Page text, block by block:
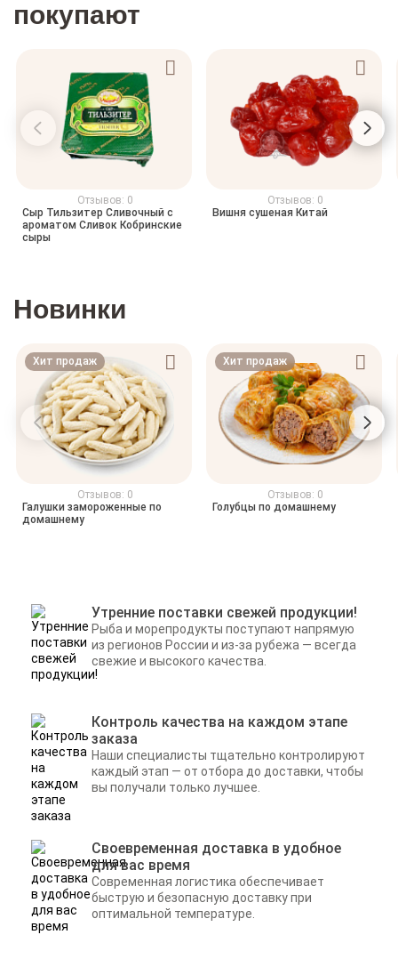
покупают
Отзывов: 0
Сыр Тильзитер Сливочный с
ароматом Сливок Кобринские
сыры
Отзывов: 0
Вишня сушеная Китай
Новинки
Хит продаж
Отзывов: 0
Галушки замороженные по
домашнему
Хит продаж
Отзывов: 0
Голубцы по домашнему
Утренние поставки свежей продукции!
Рыба и морепродукты поступают напрямую
из регионов России и из-за рубежа — всегда
свежие и высокого качества.
Контроль качества на каждом этапе
заказа
Наши специалисты тщательно контролируют
каждый этап — от отбора до доставки, чтобы
вы получали только лучшее.
Своевременная доставка в удобное
для вас время
Современная логистика обеспечивает
быструю и безопасную доставку при
оптимальной температуре.